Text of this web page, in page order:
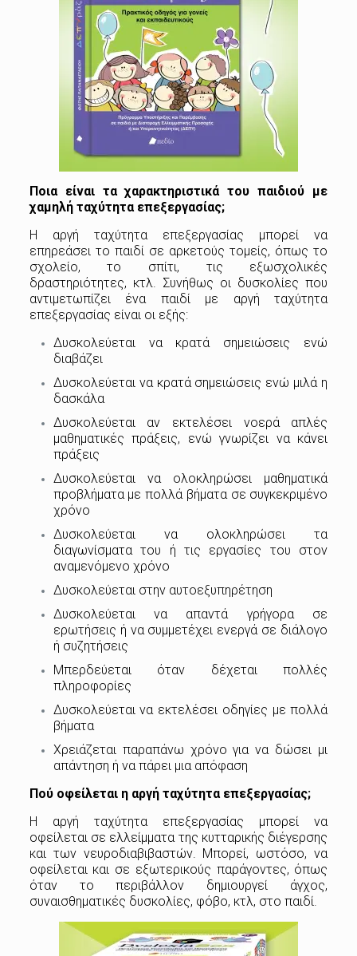
Ποια είναι τα χαρακτηριστικά του παιδιού με
χαμηλή ταχύτητα επεξεργασίας;
Η αργή ταχύτητα επεξεργασίας μπορεί να
επηρεάσει το παιδί σε αρκετούς τομείς, όπως το
σχολείο, το σπίτι, τις εξωσχολικές
δραστηριότητες, κτλ. Συνήθως οι δυσκολίες που
αντιμετωπίζει ένα παιδί με αργή ταχύτητα
επεξεργασίας είναι οι εξής:
Δυσκολεύεται να κρατά σημειώσεις ενώ
διαβάζει
Δυσκολεύεται να κρατά σημειώσεις ενώ μιλά η
δασκάλα
Δυσκολεύεται αν εκτελέσει νοερά απλές
μαθηματικές πράξεις, ενώ γνωρίζει να κάνει
πράξεις
Δυσκολεύεται να ολοκληρώσει μαθηματικά
προβλήματα με πολλά βήματα σε συγκεκριμένο
χρόνο
Δυσκολεύεται να ολοκληρώσει τα
διαγωνίσματα του ή τις εργασίες του στον
αναμενόμενο χρόνο
Δυσκολεύεται στην αυτοεξυπηρέτηση
Δυσκολεύεται να απαντά γρήγορα σε
ερωτήσεις ή να συμμετέχει ενεργά σε διάλογο
ή συζητήσεις
Μπερδεύεται όταν δέχεται πολλές
πληροφορίες
Δυσκολεύεται να εκτελέσει οδηγίες με πολλά
βήματα
Χρειάζεται παραπάνω χρόνο για να δώσει μι
απάντηση ή να πάρει μια απόφαση
Πού οφείλεται η αργή ταχύτητα επεξεργασίας;
Η αργή ταχύτητα επεξεργασίας μπορεί να
οφείλεται σε ελλείμματα της κυτταρικής διέγερσης
και των νευροδιαβιβαστών. Μπορεί, ωστόσο, να
οφείλεται και σε εξωτερικούς παράγοντες, όπως
όταν το περιβάλλον δημιουργεί άγχος,
συναισθηματικές δυσκολίες, φόβο, κτλ, στο παιδί.